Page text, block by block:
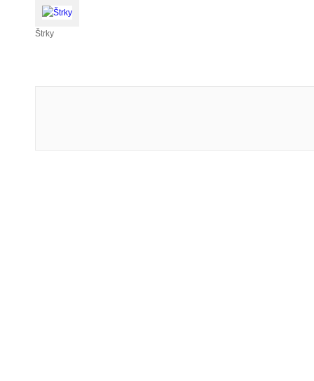
Štrky